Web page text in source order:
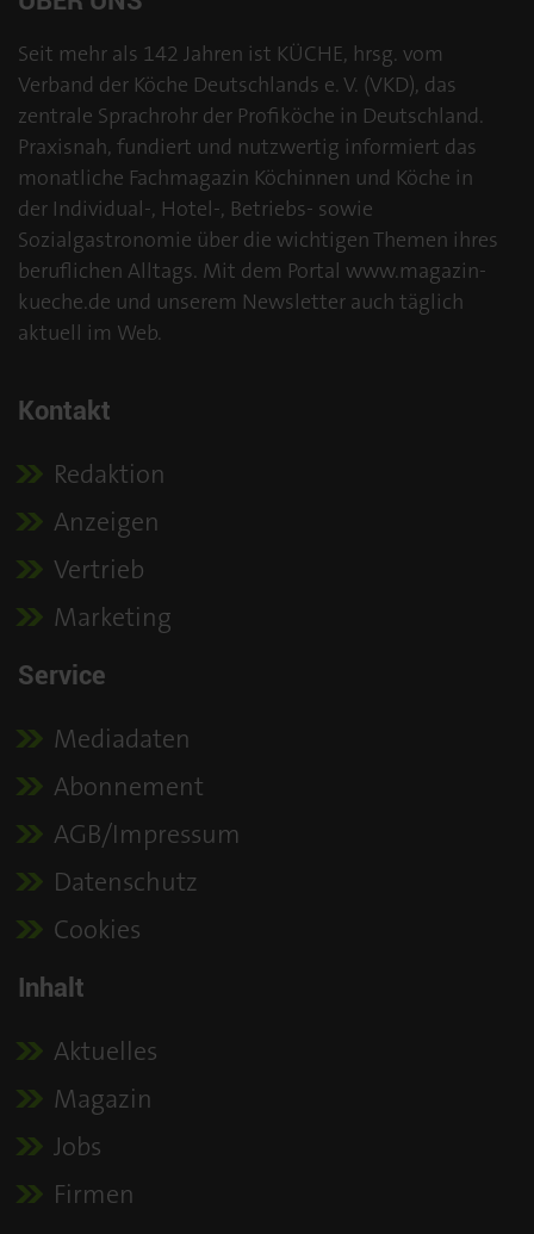
Seit mehr als 142 Jahren ist KÜCHE, hrsg. vom
Verband der Köche Deutschlands e. V. (VKD), das
zentrale Sprachrohr der Profiköche in Deutschland.
Praxisnah, fundiert und nutzwertig informiert das
monatliche Fachmagazin Köchinnen und Köche in
der Individual-, Hotel-, Betriebs- sowie
Sozialgastronomie über die wichtigen Themen ihres
beruflichen Alltags. Mit dem Portal www.magazin-
kueche.de und unserem Newsletter auch täglich
aktuell im Web.
Kontakt
Redaktion
Anzeigen
Vertrieb
Marketing
Service
Mediadaten
Abonnement
AGB/Impressum
Datenschutz
Cookies
Inhalt
Aktuelles
Magazin
Jobs
Firmen